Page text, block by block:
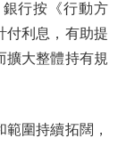
行按《行動方
付利息，有助提
擴大整體持有規
圍持續拓闊，